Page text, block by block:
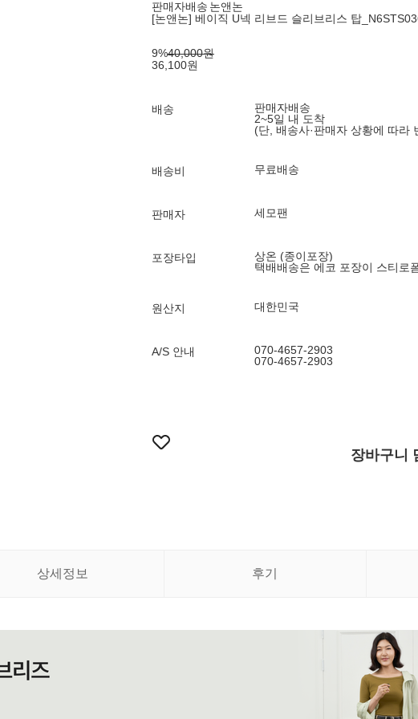
판매자배송 논앤논
[논앤논] 베이직 U넥 리브드 슬리브리스 탑
9%40,000원
36,100원
배송
판매자배송
2~5일 내 도착
(단, 배송사·판매자 상황에 따라
배송비 무료배송
판매자 세모팬
포장타입
상온 (종이포장)
택배배송은 에코 포장이 스티로
원산지 대한민국
A/S 안내
070-4657-2903
070-4657-2903
장바구니
상세정보 후기